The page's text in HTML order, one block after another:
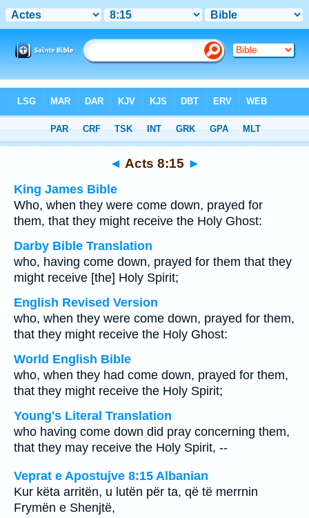
> Acts 8:15
◄ Acts 8:15 ►
King James Bible
Who, when they were come down, prayed for
them, that they might receive the Holy Ghost:
Darby Bible Translation
who, having come down, prayed for them that they
might receive [the] Holy Spirit;
English Revised Version
who, when they were come down, prayed for them,
that they might receive the Holy Ghost:
World English Bible
who, when they had come down, prayed for them,
that they might receive the Holy Spirit;
Young's Literal Translation
who having come down did pray concerning them,
that they may receive the Holy Spirit, --
Veprat e Apostujve 8:15 Albanian
Kur këta arritën, u lutën për ta, që të merrnin
Frymën e Shenjtë,